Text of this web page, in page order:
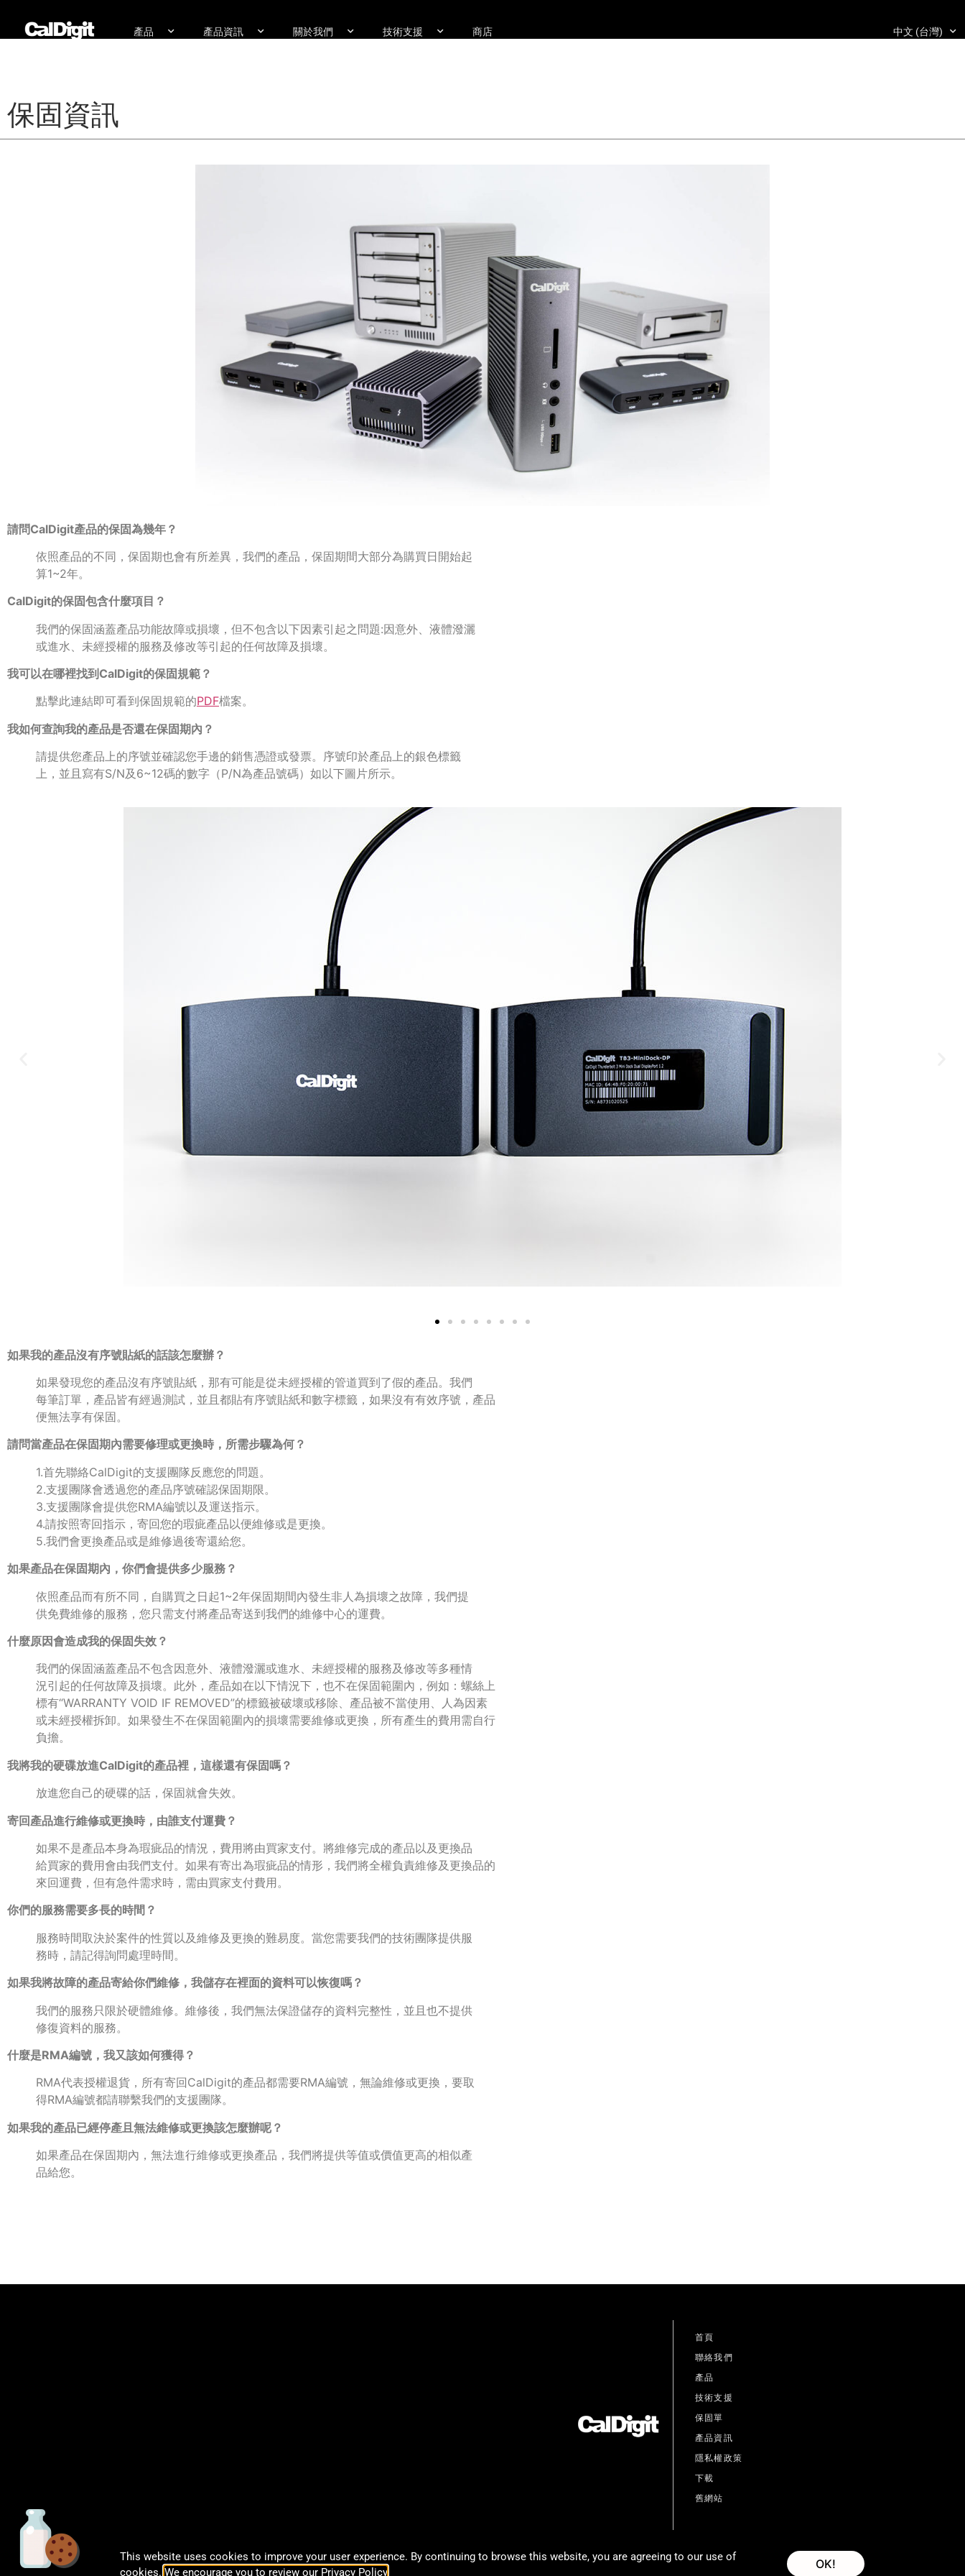
產品 產品資訊 關於我們 技術支援 商店 中文 (台灣)
保固資訊
請問CalDigit產品的保固為幾年？
依照產品的不同，保固期也會有所差異，我們的產品，保固期間大部分為購買日開始起
算1~2年。
CalDigit的保固包含什麼項目？
我們的保固涵蓋產品功能故障或損壞，但不包含以下因素引起之問題:因意外、液體潑灑
或進水、未經授權的服務及修改等引起的任何故障及損壞。
我可以在哪裡找到CalDigit的保固規範？
點擊此連結即可看到保固規範的PDF檔案。
我如何查詢我的產品是否還在保固期內？
請提供您產品上的序號並確認您手邊的銷售憑證或發票。序號印於產品上的銀色標籤
上，並且寫有S/N及6~12碼的數字（P/N為產品號碼）如以下圖片所示。
如果我的產品沒有序號貼紙的話該怎麼辦？
如果發現您的產品沒有序號貼紙，那有可能是從未經授權的管道買到了假的產品。我們
每筆訂單，產品皆有經過測試，並且都貼有序號貼紙和數字標籤，如果沒有有效序號，產品
便無法享有保固。
請問當產品在保固期內需要修理或更換時，所需步驟為何？
1.首先聯絡CalDigit的支援團隊反應您的問題。
2.支援團隊會透過您的產品序號確認保固期限。
3.支援團隊會提供您RMA編號以及運送指示。
4.請按照寄回指示，寄回您的瑕疵產品以便維修或是更換。
5.我們會更換產品或是維修過後寄還給您。
如果產品在保固期內，你們會提供多少服務？
依照產品而有所不同，自購買之日起1~2年保固期間內發生非人為損壞之故障，我們提
供免費維修的服務，您只需支付將產品寄送到我們的維修中心的運費。
什麼原因會造成我的保固失效？
我們的保固涵蓋產品不包含因意外、液體潑灑或進水、未經授權的服務及修改等多種情
況引起的任何故障及損壞。此外，產品如在以下情況下，也不在保固範圍內，例如：螺絲上
標有“WARRANTY VOID IF REMOVED”的標籤被破壞或移除、產品被不當使用、人為因素
或未經授權拆卸。如果發生不在保固範圍內的損壞需要維修或更換，所有產生的費用需自行
負擔。
我將我的硬碟放進CalDigit的產品裡，這樣還有保固嗎？
放進您自己的硬碟的話，保固就會失效。
寄回產品進行維修或更換時，由誰支付運費？
如果不是產品本身為瑕疵品的情況，費用將由買家支付。將維修完成的產品以及更換品
給買家的費用會由我們支付。如果有寄出為瑕疵品的情形，我們將全權負責維修及更換品的
來回運費，但有急件需求時，需由買家支付費用。
你們的服務需要多長的時間？
服務時間取決於案件的性質以及維修及更換的難易度。當您需要我們的技術團隊提供服
務時，請記得詢問處理時間。
如果我將故障的產品寄給你們維修，我儲存在裡面的資料可以恢復嗎？
我們的服務只限於硬體維修。維修後，我們無法保證儲存的資料完整性，並且也不提供
修復資料的服務。
什麼是RMA編號，我又該如何獲得？
RMA代表授權退貨，所有寄回CalDigit的產品都需要RMA編號，無論維修或更換，要取
得RMA編號都請聯繫我們的支援團隊。
​如果我的產品已經停產且無法維修或更換該怎麼辦呢？
如果產品在保固期內，無法進行維修或更換產品，我們將提供等值或價值更高的相似產
品給您。
首頁
聯絡我們
產品
技術支援
保固單
產品資訊
隱私權政策
下載
舊網站
© CalDigit | All rights Reserved
This website uses cookies to improve your user experience. By continuing to browse this website, you are agreeing to our use of
cookies.We encourage you to review our Privacy Policy
OK!